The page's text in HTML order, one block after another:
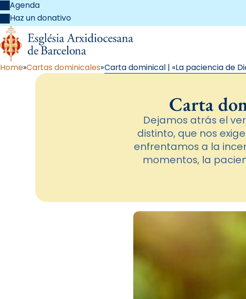
Agenda
Haz un donativo
Home Cartas dominicales Carta dominical | «La paciencia de
Carta
Dejamos atrás el
distinto, que nos
enfrentamos a la
momentos, la